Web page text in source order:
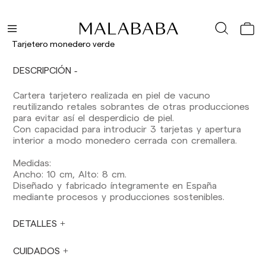
Tarjetero monedero verde
DESCRIPCIÓN
Cartera tarjetero realizada en piel de vacuno
reutilizando retales sobrantes de otras producciones
para evitar así el desperdicio de piel.
Con capacidad para introducir 3 tarjetas y apertura
interior a modo monedero cerrada con cremallera.
Medidas:
Ancho: 10 cm, Alto: 8 cm.
Diseñado y fabricado íntegramente en España
mediante procesos y producciones sostenibles.
DETALLES
CUIDADOS
Excepto pre-orders.
Baleares: 2-5 días laborables. Excepto pre-
Canarias, Ceuta y Melilla: 7-10 días laborables.
Excepto pre-orders.
Envíos a Europa: 3-5 días laborables. Excepto
pre-orders.
Envíos a USA: 5-7 días laborables
días laborables. Excepto pre-orders.
ten en cuenta que, si estás fuera de la Unión
Europea, deberás estar al tanto y hacerte
cargo de los impuestos de aduanas locales.
que el pago ha sido confirmado y en el
16:00 h. Los pedidos realizados fuera de ese